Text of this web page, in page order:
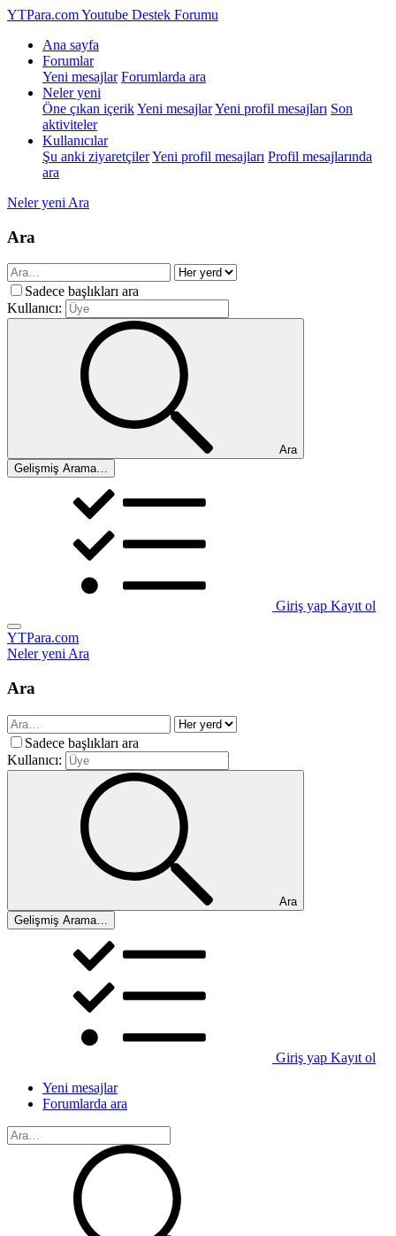
YTPara.comYoutube Destek Forumu
Ana sayfa
Forumlar
Yeni mesajlar Forumlarda ara
Neler yeni
Öne çıkan içerikYeni mesajlarYeni profil mesajları Son
aktiviteler
Kullanıcılar
Şu anki ziyaretçilerYeni profil mesajları Profil mesajlarında
ara
Neler yeni Ara
Ara
Sadece başlıkları ara
Kullanıcı:
Ara
Gelişmiş Arama…
Giriş yap Kayıt ol
YTPara.com
Neler yeniAra
Ara
Sadece başlıkları ara
Kullanıcı:
Ara
Gelişmiş Arama…
Giriş yap Kayıt ol
Yeni mesajlar
Forumlarda ara